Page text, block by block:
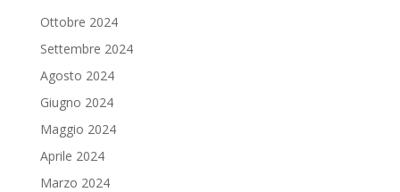
Ottobre 2024
Settembre 2024
Agosto 2024
Giugno 2024
Maggio 2024
Aprile 2024
Marzo 2024